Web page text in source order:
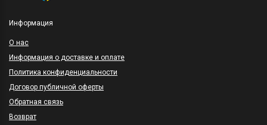
Информация
O нас
Информация о доставке и оплате
Политика конфиденциальности
Договор публичной оферты
Обратная связь
Возврат